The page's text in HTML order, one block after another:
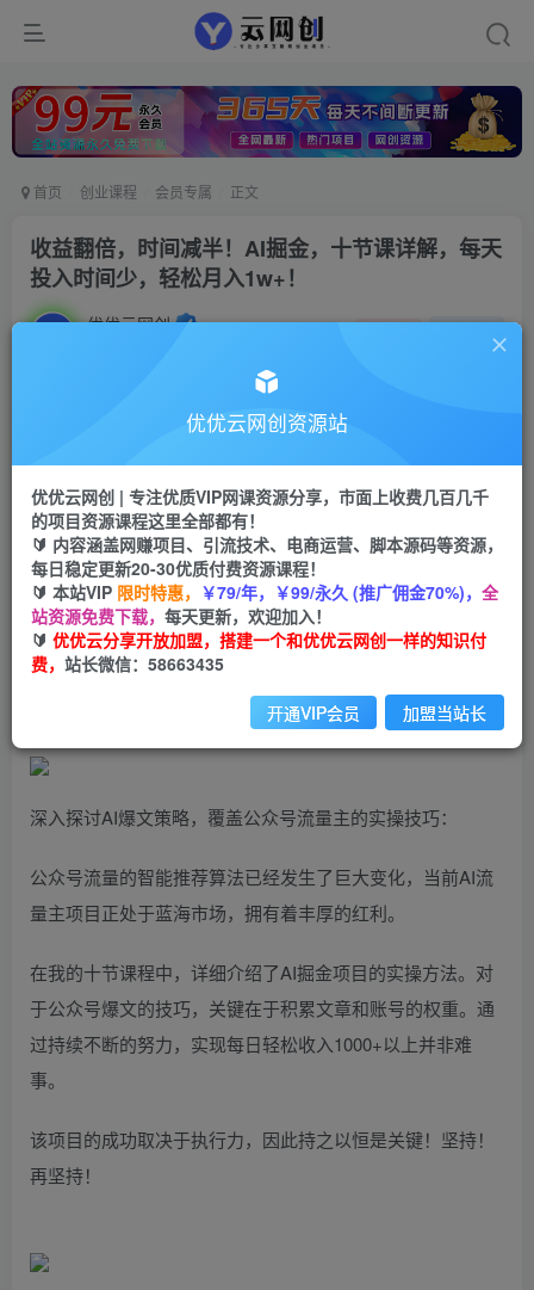
首页 创业课程 会员专属 正文
收益翻倍，时间减半！AI掘金，十节课详解，每天
投入时间少，轻松月入1w+！
优优云网创 私信
云币9.9云币99
会员免费
立即购买
您当前未登录！建议登陆后购买，可保存购买订单
深入探讨AI爆文策略，覆盖公众号流量主的实操技巧：
公众号流量的智能推荐算法已经发生了巨大变化，当前AI流
量主项目正处于蓝海市场，拥有着丰厚的红利。
在我的十节课程中，详细介绍了AI掘金项目的实操方法。对
于公众号爆文的技巧，关键在于积累文章和账号的权重。通
过持续不断的努力，实现每日轻松收入1000+以上并非难
事。
该项目的成功取决于执行力，因此持之以恒是关键！坚持！
再坚持！
优优云网创资源站
优优云网创 | 专注优质VIP网课资源分享，市面上收费几百几千
的项目资源课程这里全部都有！
🔰 内容涵盖网赚项目、引流技术、电商运营、脚本源码等资源，
每日稳定更新20-30优质付费资源课程！
🔰 本站VIP 限时特惠， ￥79/年，￥99/永久 (推广佣金70%)， 全
站资源免费下载， 每天更新，欢迎加入！
🔰 优优云分享开放加盟，搭建一个和优优云网创一样的知识付
费， 站长微信：58663435
开通VIP会员 加盟当站长